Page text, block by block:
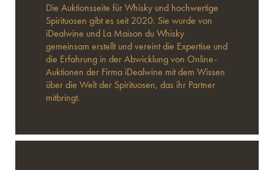
Die Auktionsseite für Whisky und hochwertige
Spirituosen gibt es seit 2020. Sie wurde von
iDealwine und La Maison du Whisky
gemeinsam erstellt und vereint die Expertise und
die Erfahrung in der Abwicklung von Online-
Auktionen der Firma iDealwine mit dem Wissen
über die Welt der Spirituosen, das ihr Partner
mitbringt.